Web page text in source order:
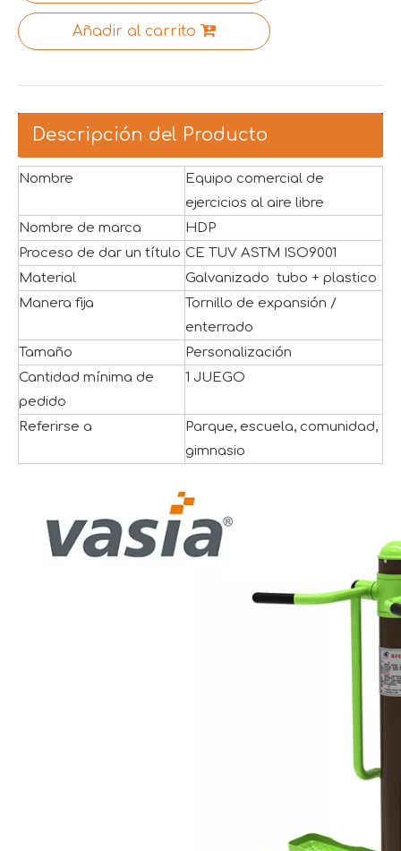
Añadir al carrito
Descripción del Producto
Nombre
Equipo comercial de
ejercicios al aire libre
Nombre de marca
HDP
Proceso de dar un título CE TUV ASTM ISO9001
Material
Galvanizado tubo + plastico
Manera fija
Tornillo de expansión /
enterrado
Tamaño
Personalización
Cantidad mínima de
pedido
1 JUEGO
Referirse a
Parque, escuela, comunidad,
gimnasio